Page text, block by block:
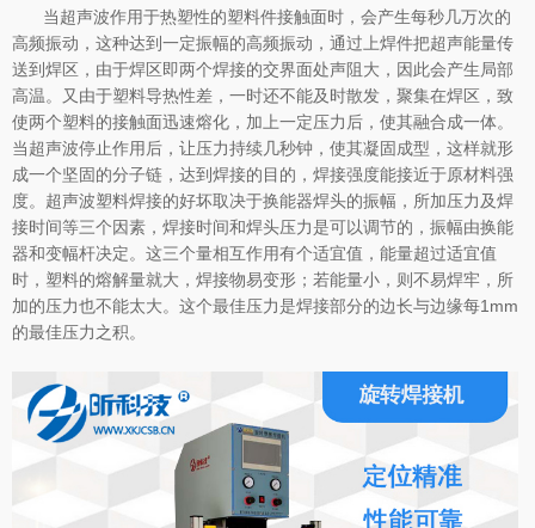
当超声波作用于热塑性的塑料件接触面时，会产生每秒几万次的
高频振动，这种达到一定振幅的高频振动，通过上焊件把超声能量传
送到焊区，由于焊区即两个焊接的交界面处声阻大，因此会产生局部
高温。又由于塑料导热性差，一时还不能及时散发，聚集在焊区，致
使两个塑料的接触面迅速熔化，加上一定压力后，使其融合成一体。
当超声波停止作用后，让压力持续几秒钟，使其凝固成型，这样就形
成一个坚固的分子链，达到焊接的目的，焊接强度能接近于原材料强
度。超声波塑料焊接的好坏取决于换能器焊头的振幅，所加压力及焊
接时间等三个因素，焊接时间和焊头压力是可以调节的，振幅由换能
器和变幅杆决定。这三个量相互作用有个适宜值，能量超过适宜值
时，塑料的熔解量就大，焊接物易变形；若能量小，则不易焊牢，所
加的压力也不能太大。这个最佳压力是焊接部分的边长与边缘每1mm
的最佳压力之积。